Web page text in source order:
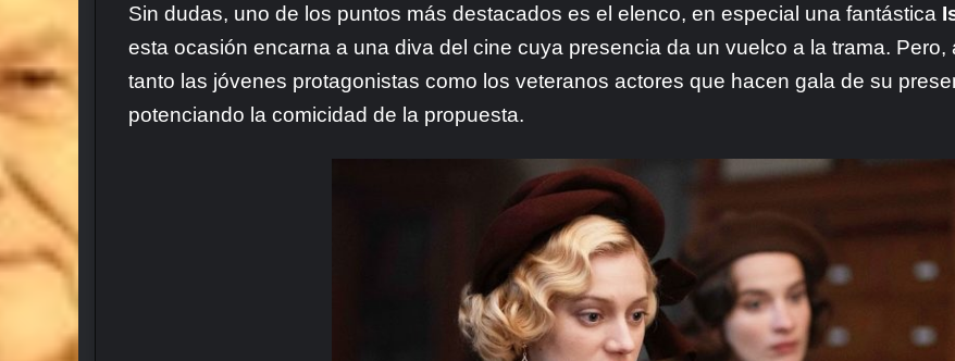
Sin dudas, uno de los puntos más destacados es el elenco, en especial una fantástica
esta ocasión encarna a una diva del cine cuya presencia da un vuelco a la trama.
tanto las jóvenes protagonistas como los veteranos actores que hacen gala de su
potenciando la comicidad de la propuesta.